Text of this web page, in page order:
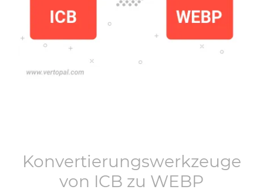
Konvertierungswerkzeuge
von ICB zu WEBP